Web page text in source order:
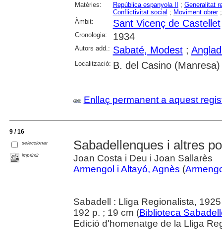
Matèries: República espanyola II ; Generalitat
Conflictivitat social ; Moviment obrer
Àmbit:
Sant Vicenç de Castellet
Cronologia: 1934
Autors add.: Sabaté, Modest;
Localització: B. del Casino (Manresa)
Enllaç permanent a aquest
9 / 16
seleccionar
imprimir
Sabadellenques i altres
Joan Costa i Deu i Joan Sallarès
Armengol i Altayó, Agnès (
Sabadell : Lliga Regionalista, 1925
192 p. ; 19 cm (Biblioteca
Edició d'homenatge de la Lliga